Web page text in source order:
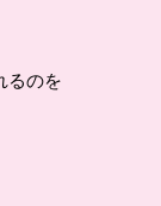
るのを